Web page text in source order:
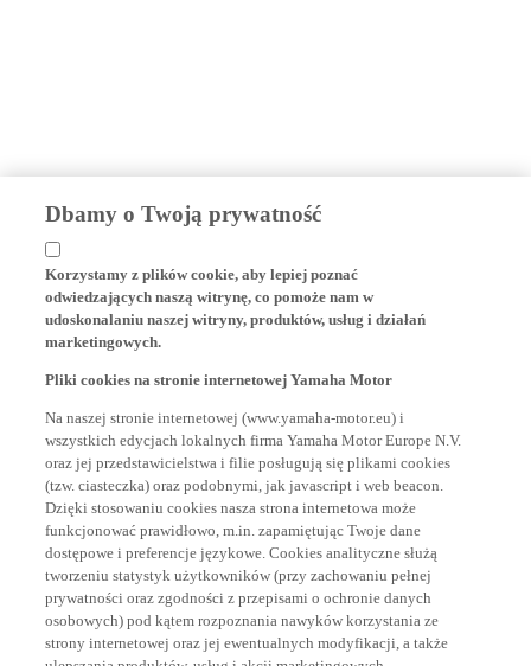
Dbamy o Twoją prywatność
Korzystamy z plików cookie, aby lepiej poznać
odwiedzających naszą witrynę, co pomoże nam w
udoskonalaniu naszej witryny, produktów, usług i działań
marketingowych.
wszystkich edycjach lokalnych firma Yamaha Motor Europe N.V.
oraz jej przedstawicielstwa i filie posługują się plikami cookies
(tzw. ciasteczka) oraz podobnymi, jak javascript i web beacon.
Dzięki stosowaniu cookies nasza strona internetowa może
funkcjonować prawidłowo, m.in. zapamiętując Twoje dane
dostępowe i preferencje językowe. Cookies analityczne służą
tworzeniu statystyk użytkowników (przy zachowaniu pełnej
prywatności oraz zgodności z przepisami o ochronie danych
osobowych) pod kątem rozpoznania nawyków korzystania ze
strony internetowej oraz jej ewentualnych modyfikacji, a także
ulepszania produktów, usług i akcji marketingowych.